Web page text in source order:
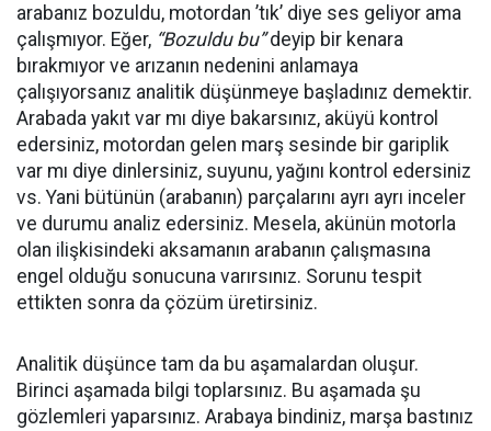
arabanız bozuldu, motordan ’tık’ diye ses geliyor ama
çalışmıyor. Eğer, “Bozuldu bu”deyip bir kenara
bırakmıyor ve arızanın nedenini anlamaya
çalışıyorsanız analitik düşünmeye başladınız demektir.
Arabada yakıt var mı diye bakarsınız, aküyü kontrol
edersiniz, motordan gelen marş sesinde bir gariplik
var mı diye dinlersiniz, suyunu, yağını kontrol edersiniz
vs. Yani bütünün (arabanın) parçalarını ayrı ayrı inceler
ve durumu analiz edersiniz. Mesela, akünün motorla
olan ilişkisindeki aksamanın arabanın çalışmasına
engel olduğu sonucuna varırsınız. Sorunu tespit
ettikten sonra da çözüm üretirsiniz.
Analitik düşünce tam da bu aşamalardan oluşur.
Birinci aşamada bilgi toplarsınız. Bu aşamada şu
gözlemleri yaparsınız. Arabaya bindiniz, marşa bastınız